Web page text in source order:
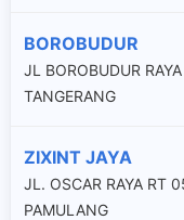
BOROBUDUR
JL BOROBUDUR
TANGERANG
ZIXINT JAYA
JL. OSCAR RAYA RT
PAMULANG